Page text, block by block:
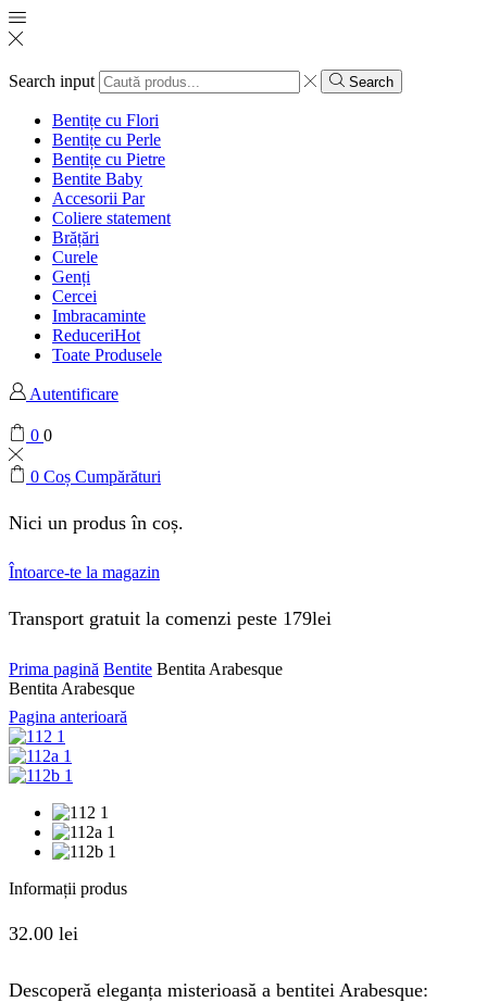
Search input Search
Bentițe cu Flori
Bentițe cu Perle
Bentițe cu Pietre
Bentite Baby
Accesorii Par
Coliere statement
Brățări
Curele
Genți
Cercei
Imbracaminte
ReduceriHot
Toate Produsele
Autentificare
0 0
0 Coș Cumpărături
Nici un produs în coș.
Întoarce-te la magazin
Transport gratuit la comenzi peste 179lei
Prima pagină Bentite Bentita Arabesque
Bentita Arabesque
Pagina anterioară
Informații produs
32.00 lei
Descoperă eleganța misterioasă a bentitei Arabesque: